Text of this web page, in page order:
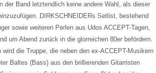
der Band letztendlich keine andere Wahl, als dieser
DIRKSCHNEIDERs Setlist, bestehend
sowie weiteren Perlen aus Udos ACCEPT-Tagen,
um Abend zurück in die glorreichen 80er befördern.
die Truppe, die neben den ex-ACCEPT-Musikern
Baltes (Bass) aus den brillierenden Gitarristen